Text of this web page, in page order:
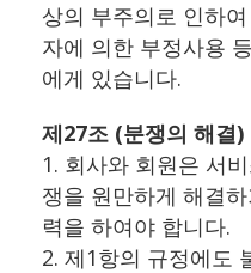
상의 부주의로 인하
자에 의한 부정사용
에게 있습니다.
제27조 (분쟁의 해결)
1. 회사와 회원은 서
쟁을 원만하게 해결
력을 하여야 합니다.
2. 제1항의 규정에도